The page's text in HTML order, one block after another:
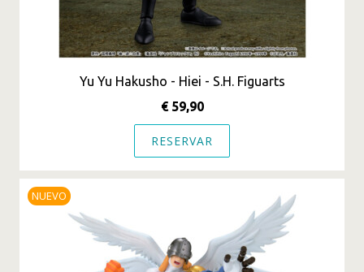
Yu Yu Hakusho - Hiei - S.H. Figuarts
€ 59,90
RESERVAR
NUEVO